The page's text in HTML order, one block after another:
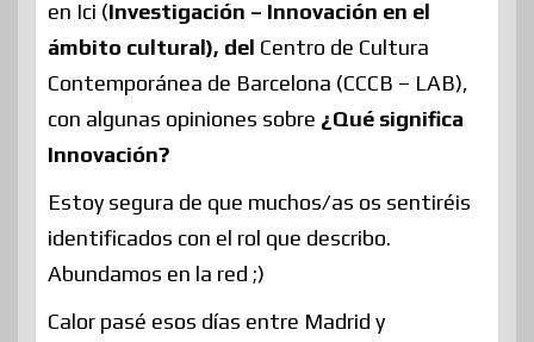
en Ici (Investigación – Innovación en el
ámbito cultural), del Centro de Cultura
Contemporánea de Barcelona (CCCB – LAB),
con algunas opiniones sobre ¿Qué significa
Innovación?
Estoy segura de que muchos/as os sentiréis
identificados con el rol que describo.
Abundamos en la red ;)
Calor pasé esos días entre Madrid y